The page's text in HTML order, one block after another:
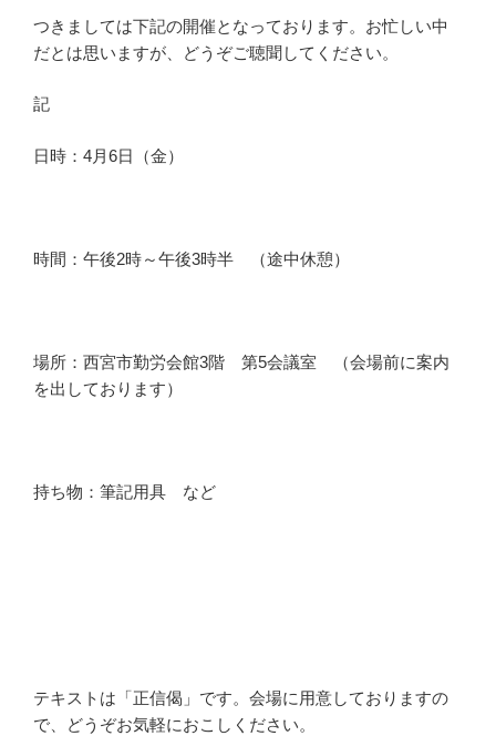
つきましては下記の開催となっております。お忙しい中
だとは思いますが、どうぞご聴聞してください。
記
日時：4月6日（金）
時間：午後2時～午後3時半 （途中休憩）
場所：西宮市勤労会館3階 第5会議室 （会場前に案内
を出しております）
持ち物：筆記用具 など
テキストは「正信偈」です。会場に用意しておりますの
で、どうぞお気軽におこしください。